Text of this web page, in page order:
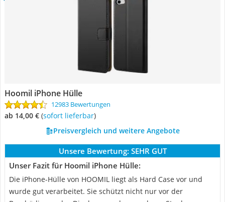
Hoomil iPhone Hülle
12983 Bewertungen
ab 14,00 € ( Sofort lieferbar)
Preisvergleich und weitere Angebote
Unsere Bewertung: SEHR GUT
Unser Fazit für Hoomil iPhone Hülle:
Die iPhone-Hülle von HOOMIL liegt als Hard Case vor und
wurde gut verarbeitet. Sie schützt nicht nur vor der